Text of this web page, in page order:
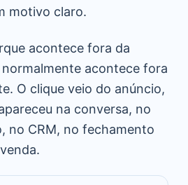
motivo claro.
acontece fora da
acontece fora
O clique veio do anúncio,
na conversa, no
no CRM, no fechamento